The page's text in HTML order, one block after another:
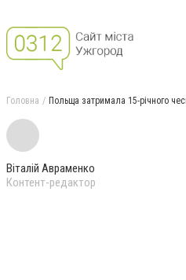
Головна Польща затримала 15-річного
Віталій Авраменко
Контент-редактор